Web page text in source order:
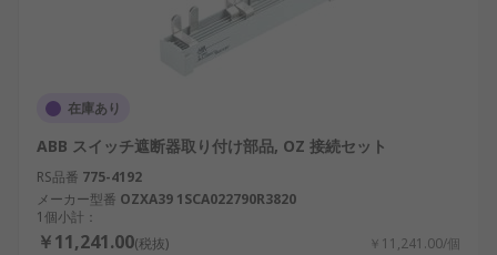
在庫あり
ABB スイッチ遮断器取り付け部品, OZ 接続セット
RS品番 775-4192
メーカー型番
OZXA39 1SCA022790R3820
1個小計：
￥11,241.00(税抜) ￥11,241.00/個